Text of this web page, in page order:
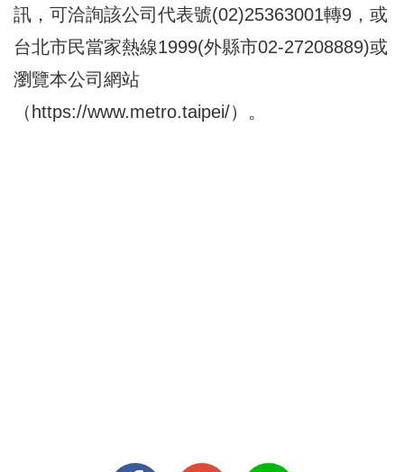
訊，可洽詢該公司代表號(02)25363001轉9，或
台北市民當家熱線1999(外縣市02-27208889)或
瀏覽本公司網站
（ https://www.metro.taipei/）。